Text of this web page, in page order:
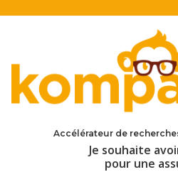
Accélérateur de
Je souhaite
pour une